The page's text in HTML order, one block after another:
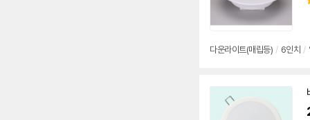
다운라이트(매립등) / 6인치 /